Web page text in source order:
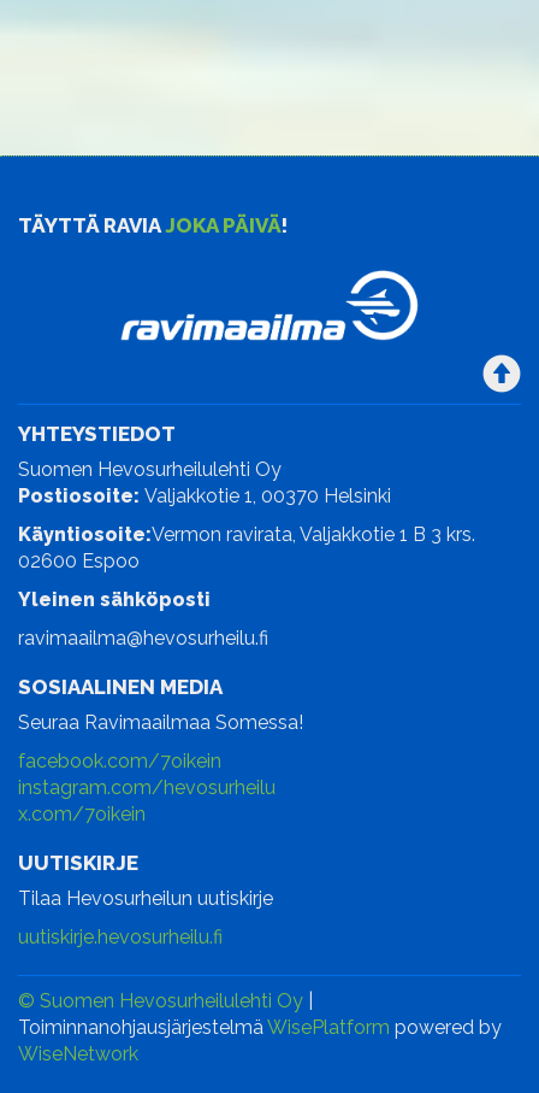
TÄYTTÄ RAVIAJOKA PÄIVÄ!
YHTEYSTIEDOT
Suomen Hevosurheilulehti Oy
Postiosoite: Valjakkotie 1, 00370 Helsinki
Käyntiosoite:Vermon ravirata, Valjakkotie 1 B 3 krs.
02600 Espoo
Yleinen sähköposti
ravimaailma@hevosurheilu.fi
SOSIAALINEN MEDIA
Seuraa Ravimaailmaa Somessa!
facebook.com/7oikein
instagram.com/hevosurheilu
x.com/7oikein
UUTISKIRJE
Tilaa Hevosurheilun uutiskirje
uutiskirje.hevosurheilu.fi
© Suomen Hevosurheilulehti Oy
ToiminnanohjausjärjestelmäWisePlatform powered by
WiseNetwork